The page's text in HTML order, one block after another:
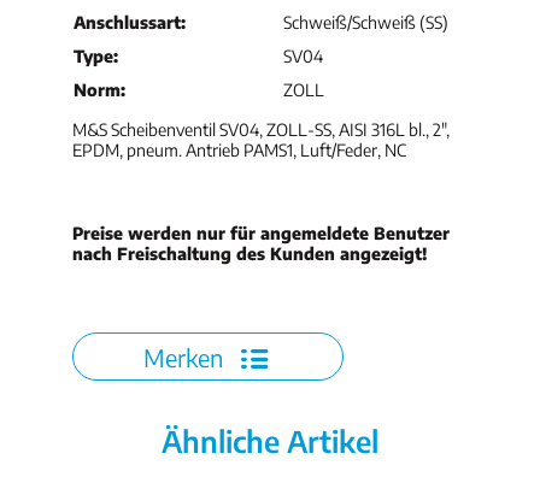
Anschlussart:
Schweiß/Schweiß (SS)
Type:
SV04
Norm:
ZOLL
M&S Scheibenventil SV04, ZOLL-SS, AISI 316L bl., 2",
EPDM, pneum. Antrieb PAMS1, Luft/Feder, NC
Preise werden nur für angemeldete Benutzer
nach Freischaltung des Kunden angezeigt!
Merken
Ähnliche Artikel